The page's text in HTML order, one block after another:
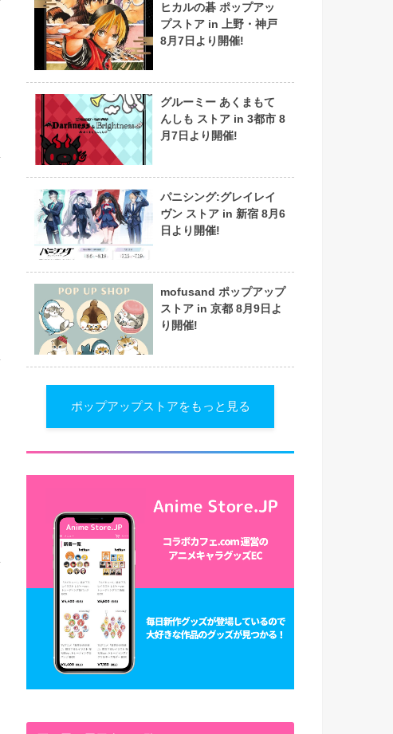
ヒカルの碁 ポップアッ
プストア in 上野・神戸
8月7日より開催!
グルーミー あくまもて
んしも ストア in 3都市 8
月7日より開催!
パニシング:グレイレイ
ヴン ストア in 新宿 8月6
日より開催!
mofusand ポップアップ
ストア in 京都 8月9日よ
り開催!
ポップアップストアをもっと見る